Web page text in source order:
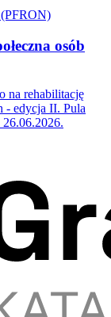
osób
na rehabilitację
- edycja II. Pula
26.06.2026.